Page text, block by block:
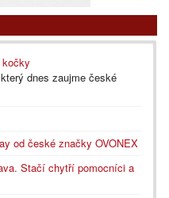
dnes zaujme české
od české značky OVONEX
Stačí chytří pomocníci a